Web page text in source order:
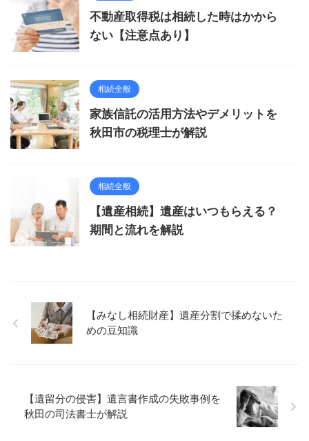
不動産取得税は相続した時はかから
ない【注意点あり】
相続全般
家族信託の活用方法やデメリットを
秋田市の税理士が解説
相続全般
【遺産相続】遺産はいつもらえる？
期間と流れを解説
【みなし相続財産】遺産分割で揉めないた
めの豆知識
【遺留分の侵害】遺言書作成の失敗事例を
秋田の司法書士が解説